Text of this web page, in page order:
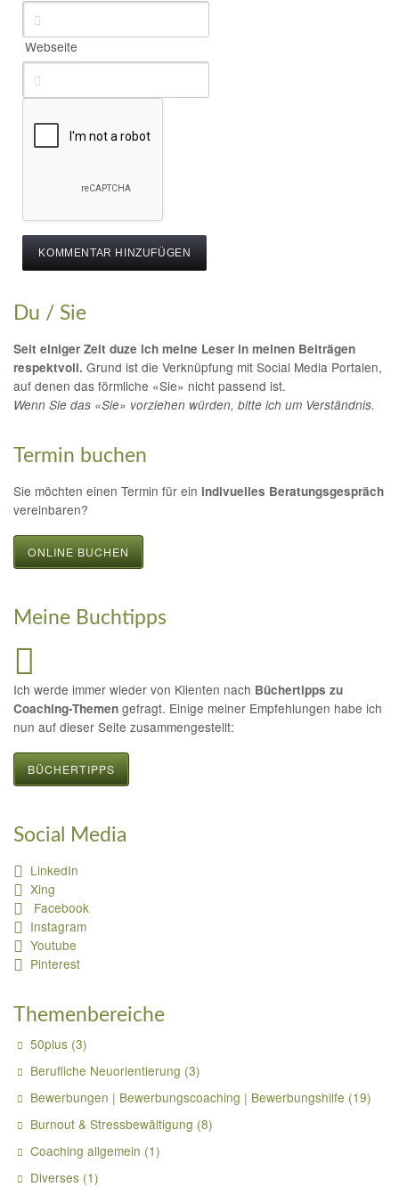
Webseite
Du / Sie
Seit einiger Zeit duze ich meine Leser in meinen Beiträgen
respektvoll. Grund ist die Verknüpfung mit Social Media Portalen,
auf denen das förmliche «Sie» nicht passend ist.
Wenn Sie das «Sie» vorziehen würden, bitte ich um Verständnis.
Termin buchen
Sie möchten einen Termin für ein indivuelles Beratungsgespräch
vereinbaren?
ONLINE BUCHEN
Meine Buchtipps
Ich werde immer wieder von Klienten nach Büchertipps zu
Coaching-Themen gefragt. Einige meiner Empfehlungen habe ich
nun auf dieser Seite zusammengestellt:
BÜCHERTIPPS
Social Media
LinkedIn
Xing
Facebook
Instagram
Youtube
Pinterest
Themenbereiche
50plus (3)
Berufliche Neuorientierung (3)
Bewerbungen | Bewerbungscoaching | Bewerbungshilfe (19)
Burnout & Stressbewältigung (8)
Coaching allgemein (1)
Diverses (1)